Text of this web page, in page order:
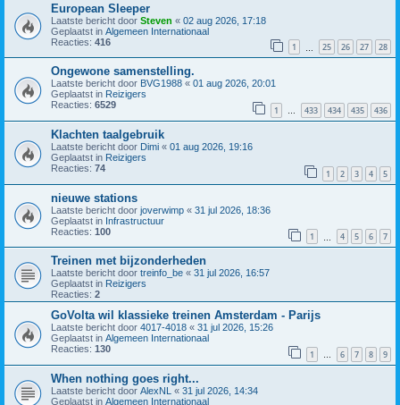
European Sleeper
Laatste bericht door Steven « 02 aug 2026, 17:18
Geplaatst in Algemeen Internationaal
Reacties: 416 1 25 26 27 28
Ongewone samenstelling.
Laatste bericht door BVG1988 « 01 aug 2026, 20:01
Geplaatst in Reizigers
Reacties: 6529 1 … 433 434 435 436
Klachten taalgebruik
Laatste bericht door Dimi « 01 aug 2026, 19:16
Geplaatst in Reizigers
Reacties: 74 1 2 3 4 5
nieuwe stations
Laatste bericht door joverwimp « 31 jul 2026, 18:36
Geplaatst in Infrastructuur
Reacties: 100 1 4 5 6 7
Treinen met bijzonderheden
Laatste bericht door treinfo_be « 31 jul 2026, 16:57
Geplaatst in Reizigers
Reacties: 2
GoVolta wil klassieke treinen Amsterdam - Parijs
Laatste bericht door 4017-4018 « 31 jul 2026, 15:26
Geplaatst in Algemeen Internationaal
Reacties: 130 1 … 6 7 8 9
When nothing goes right...
Laatste bericht door AlexNL « 31 jul 2026, 14:34
Geplaatst in Algemeen Internationaal